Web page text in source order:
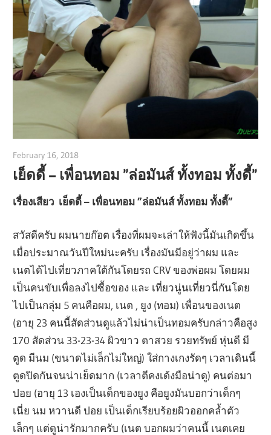
February 16, 2018
เย็ดดี้ – เพื่อนทอม ”ล่อมันส์ ทั้งทอม ทั้งดี้”
เรื่องเสียว เย็ดดี้ – เพื่อนทอม ”ล่อมันส์ ทั้งทอม ทั้งดี้”
สวัสดีครับ ผมนายก๊อต เรื่องที่ผมจะเล่าให้ฟังนี้มันเกิดขึ้น
เมื่อประมาณวันปีใหม่นะครับ เรื่องมันมีอยู่ว่าผม และ
เนตได้ไปเที่ยวภาคใต้กันโดยรถ CRV ของพ่อผม โดยผม
เป็นคนขับเพื่อลงไปซื้อของ และ เที่ยวนู่นเที่ยวนี่กันโดย
ไปเป็นกลุ่ม 5 คนคือผม, เนต , ยูง (ทอม) เพื่อนของเนต
(อายุ 23 คนนี้สัดส่วนดูแล้วไม่น่าเป็นทอมครับกล่าวคือสูง
170 สัดส่วน 33-23-34 ผิวขาว ตาสวย รวยทรัพย์ หุ่นดี มี
ตูด มีนม (ขนาดไม่เล็กไม่ใหญ่) ใส่กางเกงรัดๆ เวลาเดินนี้
ตูดปิดกันจนน่าเย็ดมาก (เวลาตีคงเด้งมือน่าดู) คนต่อมา
ปอย (อายุ 13 เองเป็นเด็กของยูง คือยูงมันบอกว่าเด็กๆ
เนี่ย นม หวานดี ปอย เป็นเด็กเรียบร้อยผิวออกคล้ำตัว
เล็กๆ แต่ดูน่ารักมากครับ (เนต บอกผมว่าคนนี้ เนตเคย